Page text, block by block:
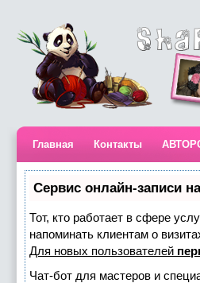
Главная Контакты
Сервис онлайн-записи
Тот, кто работает в сфере
напоминать клиентам о
Для новых пользователей
Чат-бот для мастеров и